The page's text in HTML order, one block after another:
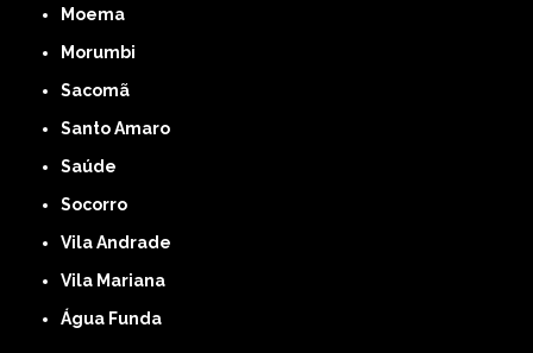
Moema
Morumbi
Sacomã
Santo Amaro
Saúde
Socorro
Vila Andrade
Vila Mariana
Água Funda